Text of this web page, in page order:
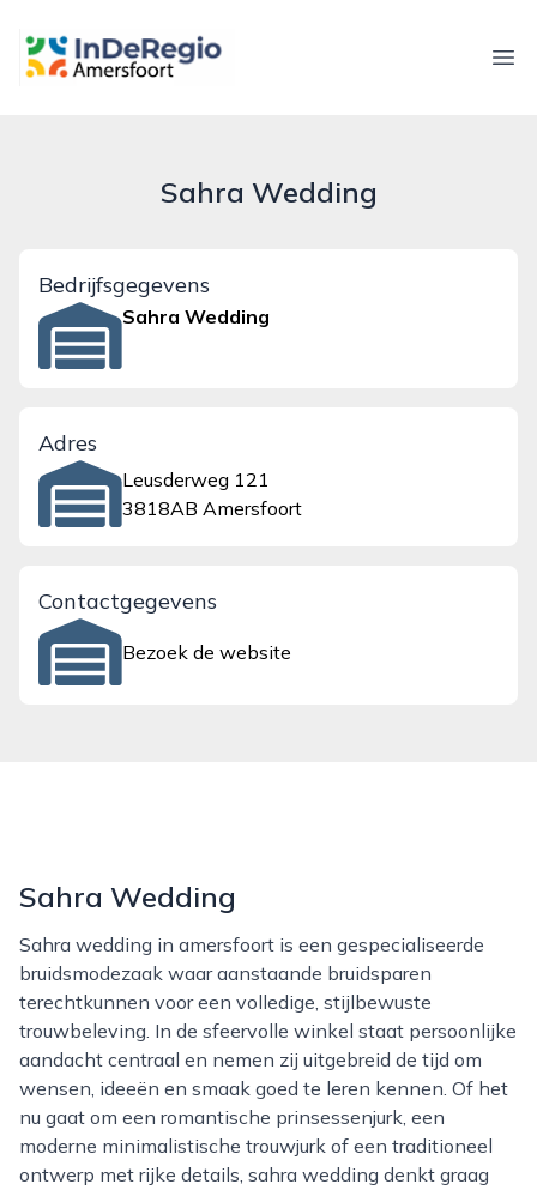
inderegioamersfoort.nl
Sahra Wedding
Bedrijfsgegevens
Sahra Wedding
Adres
Leusderweg 121
3818AB Amersfoort
Contactgegevens
Bezoek de website
Sahra Wedding
Sahra wedding in amersfoort is een gespecialiseerde
bruidsmodezaak waar aanstaande bruidsparen
terechtkunnen voor een volledige, stijlbewuste
trouwbeleving. In de sfeervolle winkel staat persoonlijke
aandacht centraal en nemen zij uitgebreid de tijd om
wensen, ideeën en smaak goed te leren kennen. Of het
nu gaat om een romantische prinsessenjurk, een
moderne minimalistische trouwjurk of een traditioneel
ontwerp met rijke details, sahra wedding denkt graag